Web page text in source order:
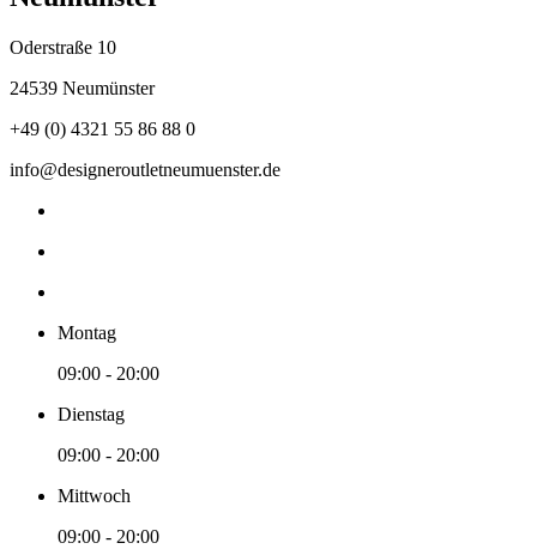
Oderstraße 10
24539 Neumünster
+49 (0) 4321 55 86 88 0
info@designeroutletneumuenster.de
Montag
09:00 - 20:00
Dienstag
09:00 - 20:00
Mittwoch
09:00 - 20:00